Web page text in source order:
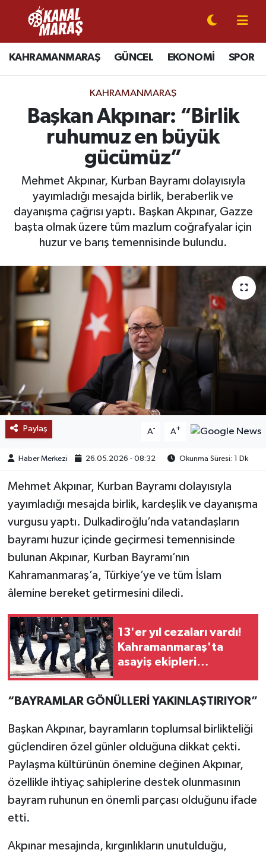
KAHRAMANMARAŞ GÜNCEL EKONOMİ SPOR
KAHRAMANMARAŞ
Başkan Akpınar: “Birlik
ruhumuz en büyük
gücümüz”
Mehmet Akpınar, Kurban Bayramı dolayısıyla
yayımladığı mesajda birlik, beraberlik ve
dayanışma çağrısı yaptı. Başkan Akpınar, Gazze
başta olmak üzere tüm mazlum coğrafyalar için
huzur ve barış temennisinde bulundu.
Paylaş A- A+
Haber Merkezi 26.05.2026 - 08:32 Okunma Süresi: 1 Dk
Mehmet Akpınar, Kurban Bayramı dolayısıyla
yayımladığı mesajda birlik, kardeşlik ve dayanışma
vurgusu yaptı. Dulkadiroğlu’nda vatandaşların
bayramı huzur içinde geçirmesi temennisinde
bulunan Akpınar, Kurban Bayramı’nın
Kahramanmaraş’a, Türkiye’ye ve tüm İslam
âlemine bereket getirmesini diledi.
13'er yıl cezaları vardı!
Kahramanmaraş'ta
asayiş ekipleri
“BAYRAMLAR GÖNÜLLERİ YAKINLAŞTIRIYOR”
Başkan Akpınar, bayramların toplumsal birlikteliği
güçlendiren özel günler olduğuna dikkat çekti.
Paylaşma kültürünün önemine değinen Akpınar,
özellikle ihtiyaç sahiplerine destek olunmasının
bayram ruhunun en önemli parçası olduğunu ifade
etti.
Akpınar mesajında, kırgınlıkların unutulduğu,
CANLI YAYIN
KAHRAMANMARAŞ
SPOR
EKONOMİ
GÜNDEM
SAĞLIK
EĞİTİM
BÖLGE
KEŞFET
POPÜLER
DÜNYA
TREND
MEDYA
OTOMOTİV
TEKNOLOJİ
YAŞAM
KÜLTÜR SANAT
Kahramanmaraş Nöbetçi Eczaneler
Kahramanmaraş Hava Durumu
Kahramanmaraş Trafik Yoğunluk Haritası
Süper Lig Puan Durumu ve Fikstür
Tüm Manşetler
Son Dakika Haberleri